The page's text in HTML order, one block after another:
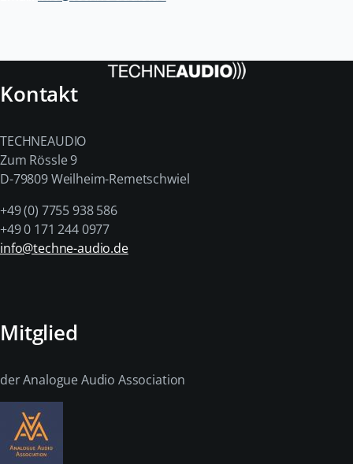
Kontakt
TECHNEAUDIO
Zum Rössle 9
D-79809 Weilheim-Remetschwiel
+49 (0) 7755 938 586
+49 0 171 244 0977
info@techne-audio.de
Mitglied
der Analogue Audio Association